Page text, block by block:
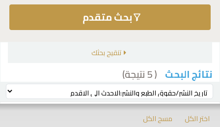
بحث متقدم
تنقيح بحثك
نتائج البحث ( 5 نتيجة)
ترتيب بواسطة:
اختر الكل
مسح الكل